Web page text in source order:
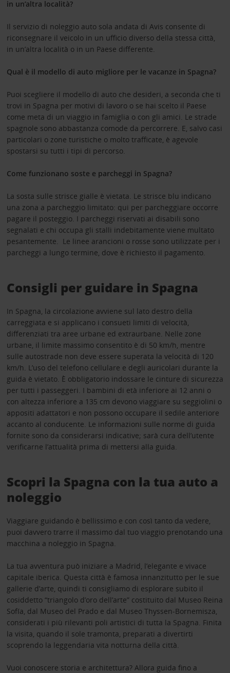
in un’altra località?
Il servizio di noleggio auto sola andata di Avis consente di
riconsegnare il veicolo in un ufficio diverso della stessa città,
in un’altra località o in un Paese differente.
Qual è il modello di auto migliore per le vacanze in Spagna?
Puoi scegliere il modello di auto che desideri, a seconda che ti
trovi in Spagna per motivi di lavoro o se hai scelto il Paese
come meta di un viaggio in famiglia o con gli amici. Le strade
spagnole sono abbastanza comode da percorrere. E, salvo casi
particolari o zone turistiche o molto trafficate, è agevole
spostarsi su tutti i tipi di percorso.
Come funzionano soste e parcheggi in Spagna?
La sosta sulle strisce gialle è vietata. Le strisce blu indicano
una zona a parcheggio limitato: qui per parcheggiare occorre
pagare il posteggio. I parcheggi riservati ai disabili sono
segnalati e chi occupa gli stalli indebitamente viene multato
pesantemente. Le linee arancioni o rosse sono utilizzate per i
parcheggi a lungo termine, dove è richiesto il pagamento.
Consigli per guidare in Spagna
In Spagna, la circolazione avviene sul lato destro della
carreggiata e si applicano i consueti limiti di velocità,
differenziati tra aree urbane ed extraurbane. Nelle zone
urbane, il limite massimo consentito è di 50 km/h, mentre
sulle autostrade non deve essere superata la velocità di 120
km/h. L’uso del telefono cellulare e degli auricolari durante la
guida è vietato. È obbligatorio indossare le cinture di sicurezza
per tutti i passeggeri. I bambini di età inferiore ai 12 anni o
con altezza inferiore a 135 cm devono viaggiare su seggiolini o
appositi adattatori e non possono occupare il sedile anteriore
accanto al conducente. Le informazioni sulle norme di guida
fornite sono da considerarsi indicative; sarà cura dell’utente
verificarne l’attualità prima di mettersi alla guida.
Scopri la Spagna con la tua auto a
noleggio
Viaggiare guidando è bellissimo e con così tanto da vedere,
puoi davvero trarre il massimo dal tuo viaggio prenotando una
macchina a noleggio in Spagna.
La tua avventura può iniziare a Madrid, l’elegante e vivace
capitale iberica. Questa città è famosa innanzitutto per le sue
gallerie d’arte, quindi ti consigliamo di esplorare subito il
cosiddetto “triangolo d’oro dell’arte” costituito dal Museo Reina
Sofía, dal Museo del Prado e dal Museo Thyssen-Bornemisza,
considerati i più rilevanti poli artistici di tutta la Spagna. Finita
la visita, quando il sole tramonta, preparati a divertirti
scoprendo la leggendaria vita notturna della città.
Vuoi conoscere storia e architettura? Allora guida fino a